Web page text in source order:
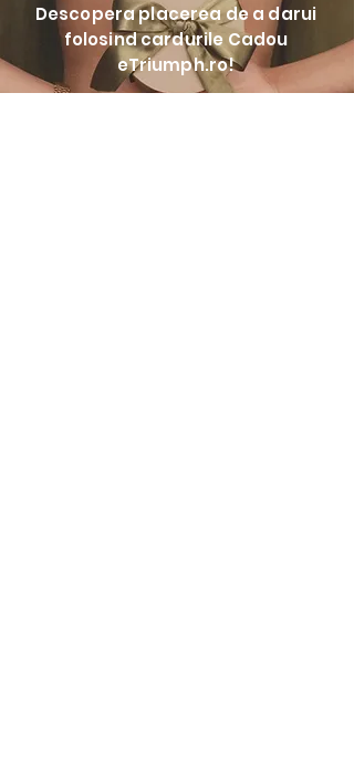
Descopera placerea de a darui
folosind cardurile Cadou
eTriumph.ro!